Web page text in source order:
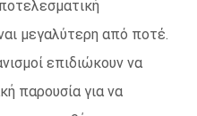
μεγαλύτερη από ποτέ.
επιδιώκουν να
παρουσία για να